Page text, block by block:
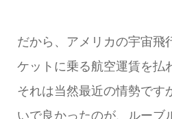
だから、アメリカの宇宙飛
ケットに乗る航空運賃を払
それは当然最近の情勢です
いで良かったのが、ルーブ